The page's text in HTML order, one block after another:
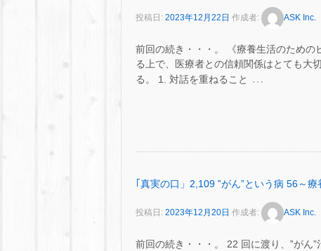
投稿日: 2023年12月22日 作成者: ASK Inc.
前回の続き・・・。 《療養生活のため
る上で、医療者との信頼関係はとても大
る。 1. 対話を重ねること
…
｢真実の口」2,109 ‟がん”という病 56～
投稿日: 2023年12月20日 作成者: ASK Inc.
前回の続き・・・。 22 回に渡り、‟がん